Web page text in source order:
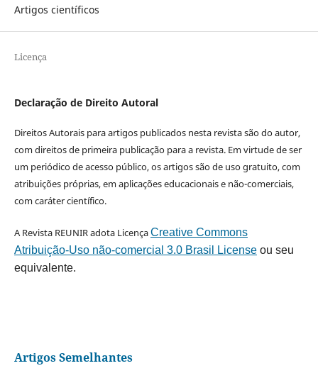
Artigos científicos
Licença
Declaração de Direito Autoral
Direitos Autorais para artigos publicados nesta revista são do autor,
com direitos de primeira publicação para a revista. Em virtude de ser
um periódico de acesso público, os artigos são de uso gratuito, com
atribuições próprias, em aplicações educacionais e não-comerciais,
com caráter científico.
A Revista REUNIR adota LicençaCreative Commons
Atribuição-Uso não-comercial 3.0 Brasil Licenseou seu
equivalente.
Artigos Semelhantes